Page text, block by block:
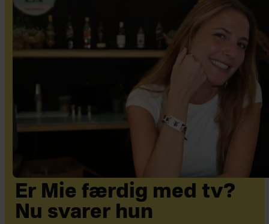
Er Mie færdig med tv?
Nu svarer hun